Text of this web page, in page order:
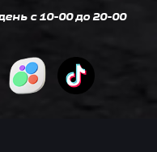
c 10-00 до 20-00